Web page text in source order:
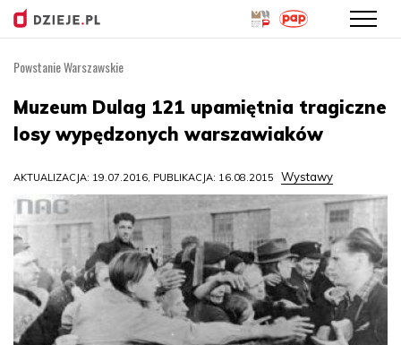
treści
Powstanie Warszawskie
Muzeum Dulag 121 upamiętnia tragiczne
losy wypędzonych warszawiaków
AKTUALIZACJA: 19.07.2016, PUBLIKACJA: 16.08.2015 Wystawy